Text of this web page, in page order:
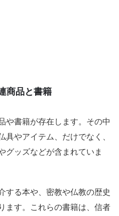
商品と書籍
や書籍が存在します。その中
やアイテム、だけでなく、
グッズなどが含まれていま
する本や、密教や仏教の歴史
ます。これらの書籍は、信者